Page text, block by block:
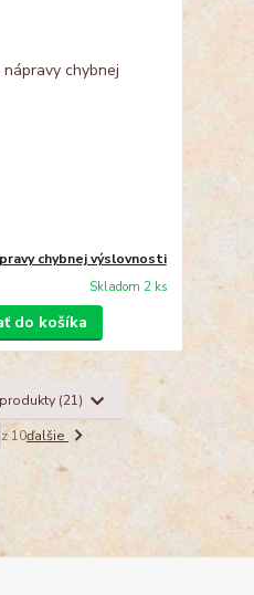
chybnej výslovnosti
Skladom 2 ks
do košíka
(21)
z 10ďalšie